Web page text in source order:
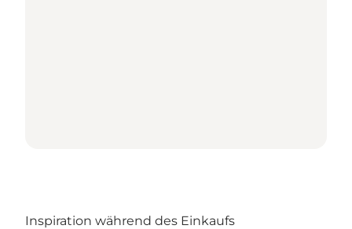
Inspiration während des Einkaufs